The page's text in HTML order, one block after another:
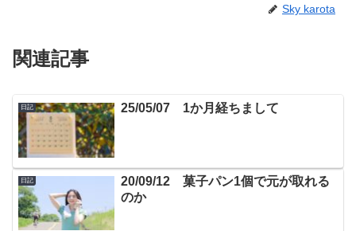
Sky karota
関連記事
日記 25/05/07 1か月経ちまして
日記
20/09/12 菓子パン1個で元が取れる
のか